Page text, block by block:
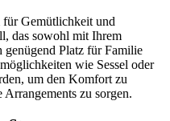
Gemütlichkeit und
das sowohl mit Ihrem
genügend Platz für Familie
wie Sessel oder
um den Komfort zu
zu sorgen.